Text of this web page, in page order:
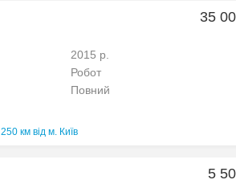
35
2015 р.
Робот
Повний
250 км від м. Київ
5